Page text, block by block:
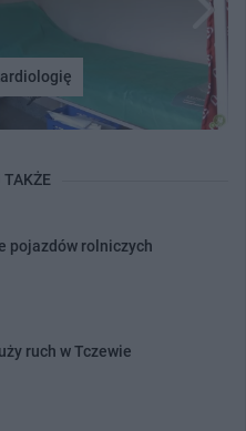
TAKŻE
pojazdów rolniczych
ruch w Tczewie